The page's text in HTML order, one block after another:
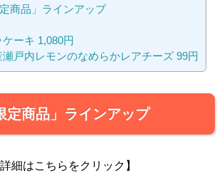
商品」ラインアップ
ーキ 1,080円
戸内レモンのなめらかレアチーズ 99円
定商品」ラインアップ
詳細はこちらをクリック】